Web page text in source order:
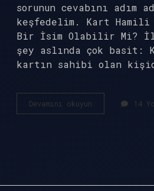
sorunun cevabını adım
keşfedelim. Kart Hamili
Bir İsim Olabilir Mi?
şey aslında çok basit:
kartın sahibi olan
Devamını okuyun
hamili
14